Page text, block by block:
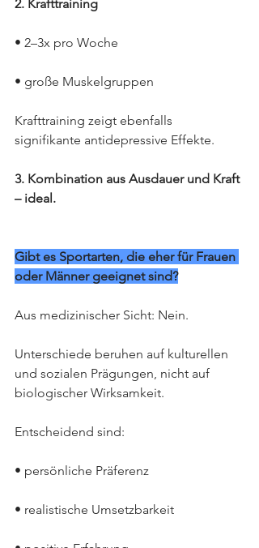
2. Krafttraining
• 2–3x pro Woche
• große Muskelgruppen
Krafttraining zeigt ebenfalls
signifikante antidepressive Effekte.
3. Kombination aus Ausdauer und Kraft
– ideal.
Gibt es Sportarten, die eher für Frauen
oder Männer geeignet sind?
Aus medizinischer Sicht: Nein.
Unterschiede beruhen auf kulturellen
und sozialen Prägungen, nicht auf
biologischer Wirksamkeit.
Entscheidend sind:
• persönliche Präferenz
• realistische Umsetzbarkeit